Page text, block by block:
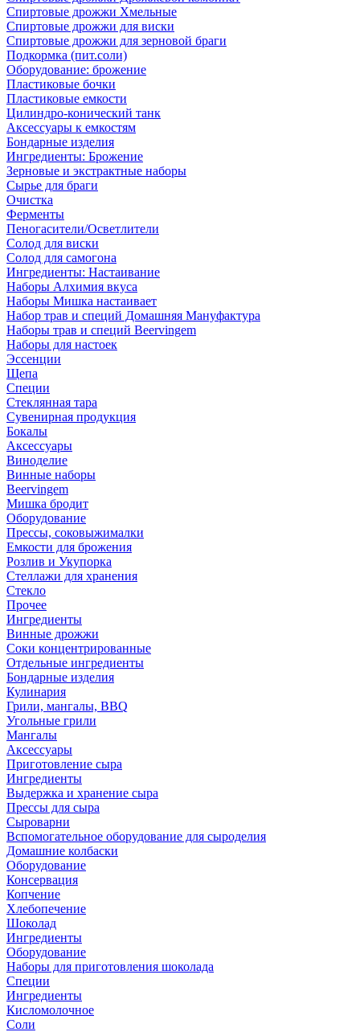
Спиртовые дрожжи Хмельные
Спиртовые дрожжи для виски
Спиртовые дрожжи для зерновой браги
Подкормка (пит.соли)
Оборудование: брожение
Пластиковые бочки
Пластиковые емкости
Цилиндро-конический танк
Аксессуары к емкостям
Бондарные изделия
Ингредиенты: Брожение
Зерновые и экстрактные наборы
Сырье для браги
Очистка
Ферменты
Пеногасители/Осветлители
Солод для виски
Солод для самогона
Ингредиенты: Настаивание
Наборы Алхимия вкуса
Наборы Мишка настаивает
Набор трав и специй Домашняя Мануфактура
Наборы трав и специй Beervingem
Наборы для настоек
Эссенции
Щепа
Специи
Стеклянная тара
Сувенирная продукция
Бокалы
Аксессуары
Виноделие
Винные наборы
Beervingem
Мишка бродит
Оборудование
Прессы, соковыжималки
Емкости для брожения
Розлив и Укупорка
Стеллажи для хранения
Стекло
Прочее
Ингредиенты
Винные дрожжи
Соки концентрированные
Отдельные ингредиенты
Бондарные изделия
Кулинария
Грили, мангалы, BBQ
Угольные грили
Мангалы
Аксессуары
Приготовление сыра
Ингредиенты
Выдержка и хранение сыра
Прессы для сыра
Сыроварни
Вспомогательное оборудование для сыроделия
Домашние колбаски
Оборудование
Консервация
Копчение
Хлебопечение
Шоколад
Ингредиенты
Оборудование
Наборы для приготовления шоколада
Специи
Ингредиенты
Кисломолочное
Соли